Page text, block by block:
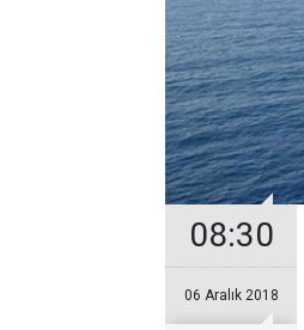
08:30
06 Aralık 2018